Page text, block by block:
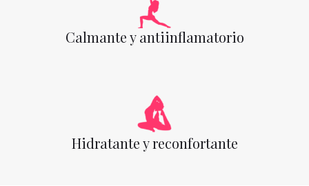
Calmante y antiinflamatorio
Hidratante y reconfortante